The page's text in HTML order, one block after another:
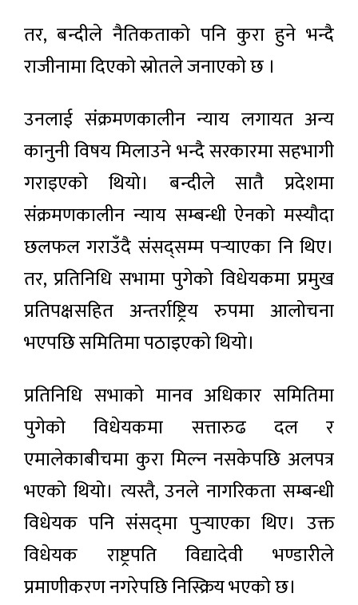
तर, बन्दीले नैतिकताको पनि कुरा हुने भन्दै
राजीनामा दिएको स्रोतले जनाएको छ ।
उनलाई संक्रमणकालीन न्याय लगायत अन्य
कानुनी विषय मिलाउने भन्दै सरकारमा सहभागी
गराइएको थियो। बन्दीले सातै प्रदेशमा
संक्रमणकालीन न्याय सम्बन्धी ऐनको मस्यौदा
छलफल गराउँदै संसद्सम्म पर्‍याएका नि थिए।
तर, प्रतिनिधि सभामा पुगेको विधेयकमा प्रमुख
प्रतिपक्षसहित अन्तर्राष्ट्रिय रुपमा आलोचना
भएपछि समितिमा पठाइएको थियो।
प्रतिनिधि सभाको मानव अधिकार समितिमा
पुगेको विधेयकमा सत्तारुढ दल र
एमालेकाबीचमा कुरा मिल्न नसकेपछि अलपत्र
भएको थियो। त्यस्तै, उनले नागरिकता सम्बन्धी
विधेयक पनि संसद्‌मा पुर्‍याएका थिए। उक्त
विधेयक राष्ट्रपति विद्यादेवी भण्डारीले
प्रमाणीकरण नगरेपछि निस्क्रिय भएको छ।